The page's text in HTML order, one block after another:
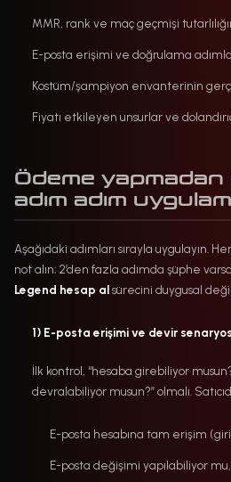
MMR, rank ve maç geçmişi
E-posta erişimi ve doğrulama
Kostüm/şampiyon envanterinin
Fiyatı etkileyen unsurlar ve
Ödeme
adım adım
Aşağıdaki adımları sırayla uygulayın.
not alın; 2’den fazla adımda şüphe
Legend hesap alsürecini duygusal
1) E-posta erişimi ve devir
İlk kontrol, “hesaba girebiliyor
devralabiliyor musun?” olmalı.
E-posta hesabına tam erişim
E-posta değişimi yapılabiliyor